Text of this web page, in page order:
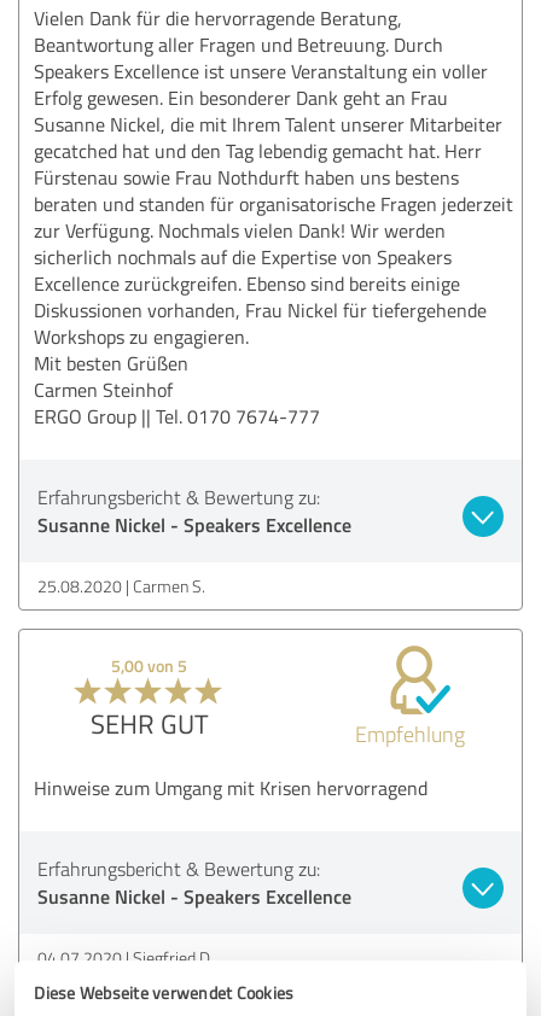
Diese Webseite verwendet Cookies
Vielen Dank für die hervorragende Beratung,
Beantwortung aller Fragen und Betreuung. Durch
Speakers Excellence ist unsere Veranstaltung ein voller
Erfolg gewesen. Ein besonderer Dank geht an Frau
Susanne Nickel, die mit Ihrem Talent unserer Mitarbeiter
gecatched hat und den Tag lebendig gemacht hat. Herr
Fürstenau sowie Frau Nothdurft haben uns bestens
beraten und standen für organisatorische Fragen jederzeit
zur Verfügung. Nochmals vielen Dank! Wir werden
sicherlich nochmals auf die Expertise von Speakers
Excellence zurückgreifen. Ebenso sind bereits einige
Diskussionen vorhanden, Frau Nickel für tiefergehende
Workshops zu engagieren.
Mit besten Grüßen
Carmen Steinhof
ERGO Group || Tel. 0170 7674-777
Erfahrungsbericht & Bewertung zu:
Susanne Nickel - Speakers Excellence
25.08.2020 Carmen S.
5,00 von 5
SEHR GUT Empfehlung
Hinweise zum Umgang mit Krisen hervorragend
Erfahrungsbericht & Bewertung zu:
Susanne Nickel - Speakers Excellence
04.07.2020 Siegfried D.